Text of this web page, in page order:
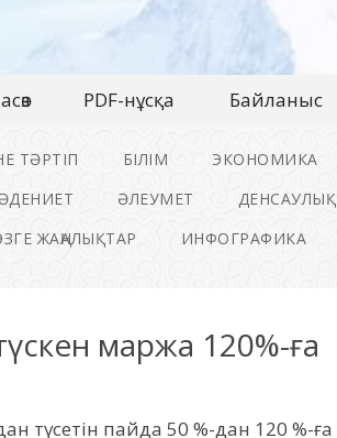
PDF-нұсқа Байланыс
ТӘРТІП БІЛІМ
ЭКОНОМИКА
ӘЛЕУМЕТ
ДЕНСАУЛЫҚ
ЖАҢАЛЫҚТАР ИНФОГРАФИКА
маржа 120%-ға
түсетін пайда 50 %-дан 120 %-ға